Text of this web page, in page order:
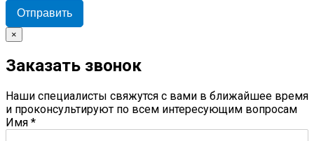
Отправить
×
Заказать звонок
Наши специалисты свяжутся с вами в ближайшее время
и проконсультируют по всем интересующим вопросам
Имя *